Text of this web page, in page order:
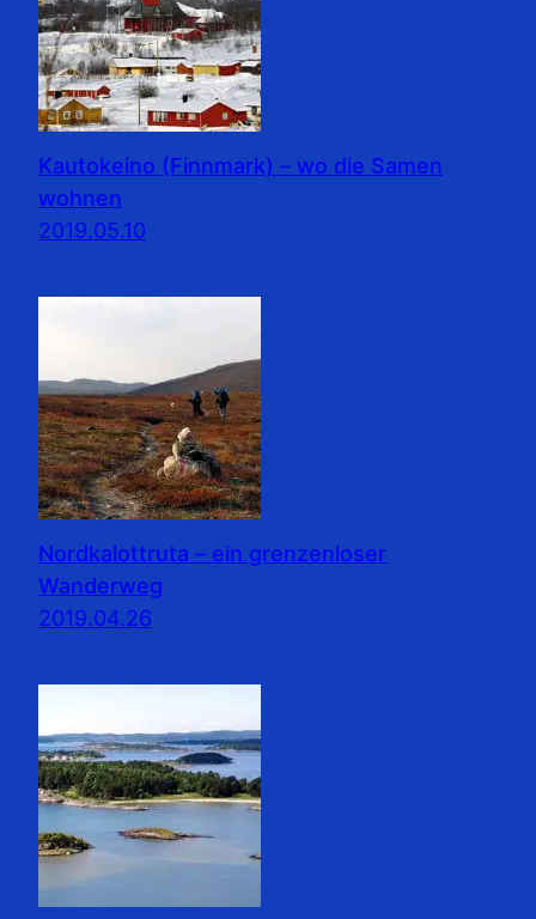
Kautokeino (Finnmark) – wo die Samen
wohnen
2019.05.10
Nordkalottruta – ein grenzenloser
Wanderweg
2019.04.26